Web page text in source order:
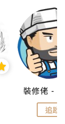
追蹤